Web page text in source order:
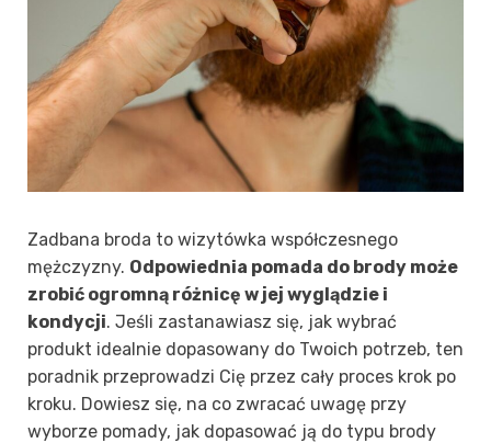
Zadbana broda to wizytówka współczesnego
mężczyzny. Odpowiednia pomada do brody może
zrobić ogromną różnicę w jej wyglądzie i
kondycji. Jeśli zastanawiasz się, jak wybrać
produkt idealnie dopasowany do Twoich potrzeb, ten
poradnik przeprowadzi Cię przez cały proces krok po
kroku. Dowiesz się, na co zwracać uwagę przy
wyborze pomady, jak dopasować ją do typu brody